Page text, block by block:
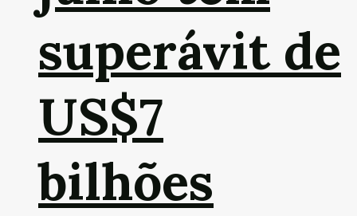
superávit de
US$7
bilhões